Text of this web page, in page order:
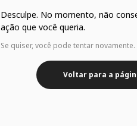
Desculpe. No momento, não
ação que você queria.
Se quiser, você pode tentar novamente.
Voltar para a